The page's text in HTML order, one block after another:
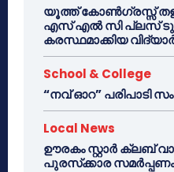
യൂത്ത് കോൺഗ്രസ്സ്
എസ് എൽ സി പ്ലസ് ടു
കരസ്ഥമാക്കിയ
School & College
“നവ് ഓറ” പരിപാടി
Local News
ഊരകം സ്റ്റാർ ക്ലബ്
പുരസ്‌ക്കാര സമർപ്പണം